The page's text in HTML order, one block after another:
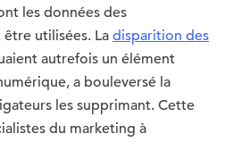
les données des
utilisées. La disparition des
autrefois un élément
a bouleversé la
les supprimant. Cette
du marketing à